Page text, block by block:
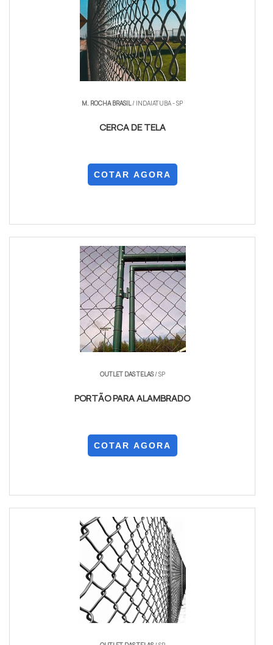
M. ROCHA BRASIL/ INDAIATUBA - SP
CERCA DE TELA
COTAR AGORA
OUTLET DAS TELAS/ SP
PORTÃO PARA ALAMBRADO
COTAR AGORA